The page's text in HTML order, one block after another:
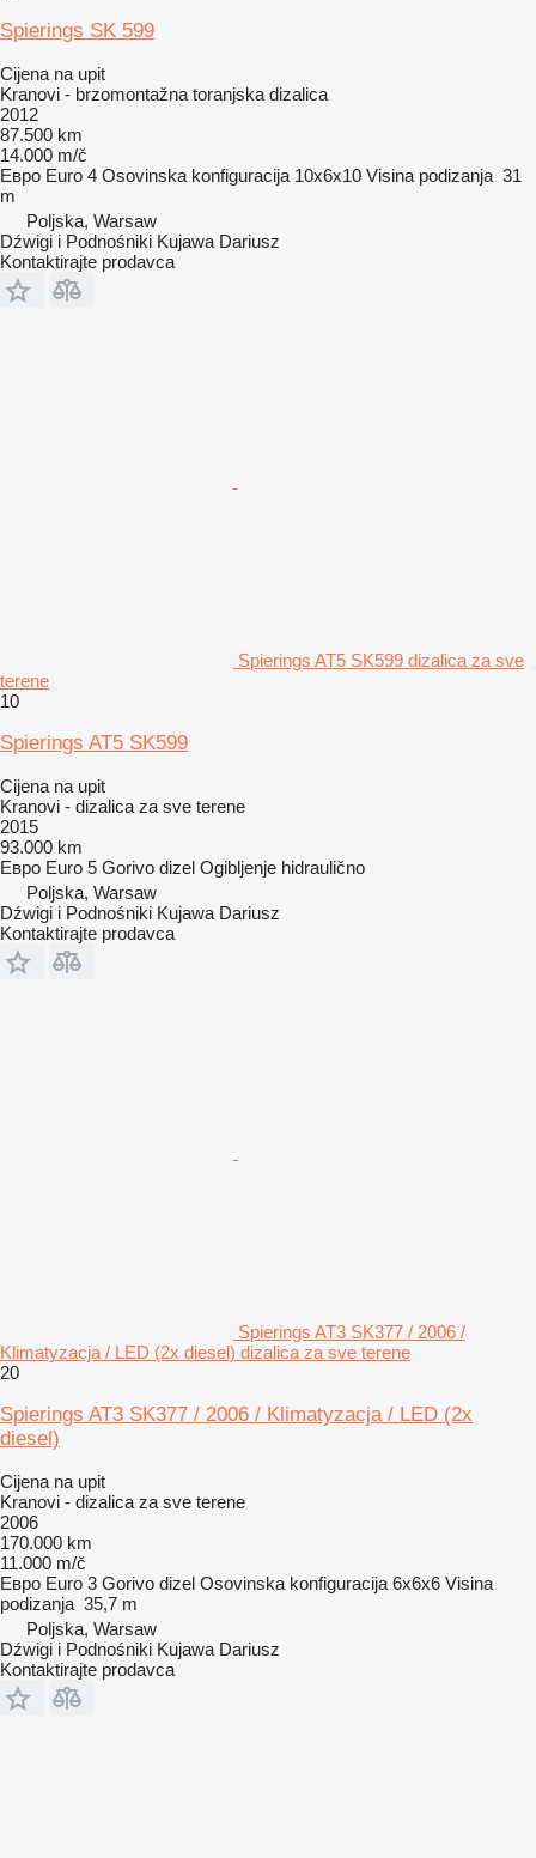
Spierings SK 599
Cijena na upit
Kranovi - brzomontažna toranjska dizalica
2012
87.500 km
14.000 m/č
Евро Euro 4 Osovinska konfiguracija 10x6x10 Visina podizanja 31
m
Poljska, Warsaw
Dźwigi i Podnośniki Kujawa Dariusz
Kontaktirajte prodavca
Spierings AT5 SK599 dizalica za sve
terene
10
Spierings AT5 SK599
Cijena na upit
Kranovi - dizalica za sve terene
2015
93.000 km
Евро Euro 5 Gorivo dizel Ogibljenje hidraulično
Poljska, Warsaw
Dźwigi i Podnośniki Kujawa Dariusz
Kontaktirajte prodavca
Spierings AT3 SK377 / 2006 /
Klimatyzacja / LED (2x diesel) dizalica za sve terene
20
Spierings AT3 SK377 / 2006 / Klimatyzacja / LED (2x
diesel)
Cijena na upit
Kranovi - dizalica za sve terene
2006
170.000 km
11.000 m/č
Евро Euro 3 Gorivo dizel Osovinska konfiguracija 6x6x6 Visina
podizanja 35,7 m
Poljska, Warsaw
Dźwigi i Podnośniki Kujawa Dariusz
Kontaktirajte prodavca